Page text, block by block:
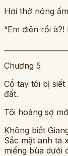
Hơi thở nóng
“Em điên rồi
Chương 5
Cổ tay tôi bị
đất.
Tôi hoảng sợ
Không biết
Sắc mặt anh ta
miếng bùa dưới